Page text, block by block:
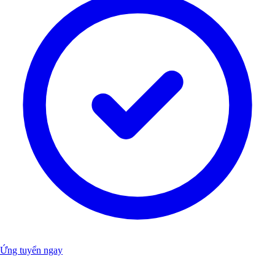
Ứng tuyển ngay